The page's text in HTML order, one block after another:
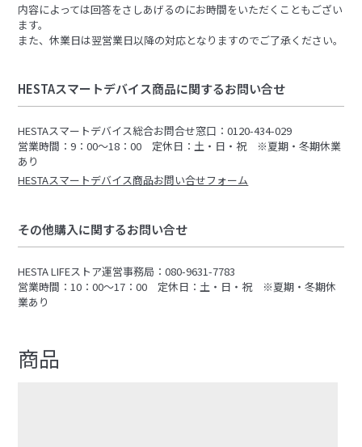
内容によっては回答をさしあげるのにお時間をいただくこともござい
ます。
また、休業日は翌営業日以降の対応となりますのでご了承ください。
HESTAスマートデバイス商品に関するお問い合せ
HESTAスマートデバイス総合お問合せ窓口：0120-434-029
営業時間：9：00～18：00 定休日：土・日・祝 ※夏期・冬期休業
あり
HESTAスマートデバイス商品お問い合せフォーム
その他購入に関するお問い合せ
HESTA LIFEストア運営事務局：080-9631-7783
営業時間：10：00～17：00 定休日：土・日・祝 ※夏期・冬期休
業あり
商品